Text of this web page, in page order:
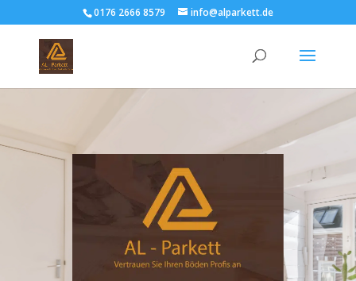
0176 2666 8579 info@alparkett.de